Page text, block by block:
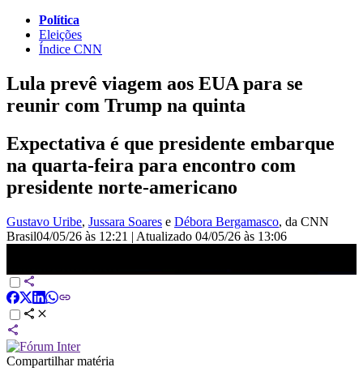
Política
Eleições
Índice CNN
Lula prevê viagem aos EUA para se
reunir com Trump na quinta
Expectativa é que presidente embarque
na quarta-feira para encontro com
presidente norte-americano
Gustavo Uribe, Jussara Soares e Débora Bergamasco, da CNN
Brasil04/05/26 às 12:21 | Atualizado 04/05/26 às 13:06
Compartilhar matéria